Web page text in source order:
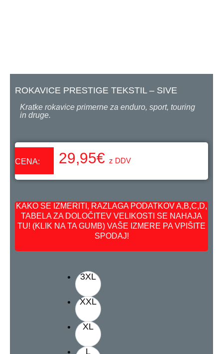
ROKAVICE PRESTIGE TEKSTIL – SIVE
Kratke rokavice primerne za enduro, sport, touring
in druge.
CENA: 29,95€ z DDV
KAKO SE IZMERITI, RAZLAGA PODATKOV A,B,C,D,
TABELA ZA DOLOČITEV VELIKOSTI SE NAHAJA
TU! (KLIK NA TA GUMB) VAŠE IZMERE PA VPIŠITE
SPODAJ!
3XL
XXL
XL
L